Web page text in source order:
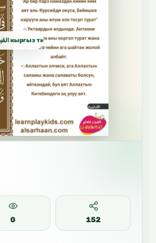
Кыргызча القيرغيزية кыргыз тили Kyrgyz
0 152